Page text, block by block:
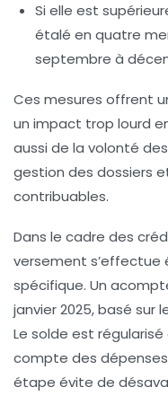
Si elle est
étalé en quatre
septembre à
Ces mesures offrent
un impact trop lourd
aussi de la volonté
gestion des dossiers
contribuables.
Dans le cadre des
versement s’effectue
spécifique. Un
janvier 2025, basé sur
Le solde est
compte des
étape évite de